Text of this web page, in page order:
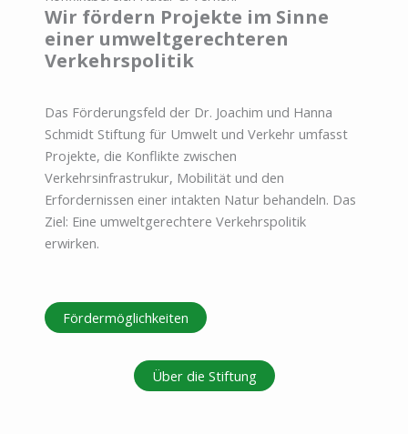
Wir fördern Projekte im Sinne
einer umweltgerechteren
Verkehrspolitik
Das Förderungsfeld der Dr. Joachim und Hanna
Schmidt Stiftung für Umwelt und Verkehr umfasst
Projekte, die Konflikte zwischen
Verkehrsinfrastrukur, Mobilität und den
Erfordernissen einer intakten Natur behandeln. Das
Ziel: Eine umweltgerechtere Verkehrspolitik
erwirken.
Fördermöglichkeiten
Über die Stiftung